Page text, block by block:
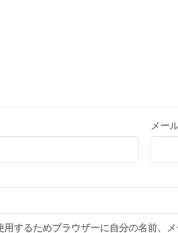
メー
するためブラウザーに自分の名前、